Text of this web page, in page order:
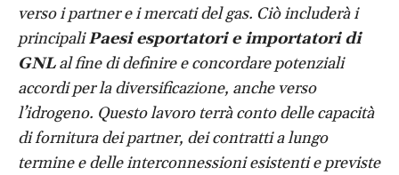
verso i partner e i mercati del gas. Ciò includerà i
principaliPaesi esportatori e importatori di
GNLal fine di definire e concordare potenziali
accordi per la diversificazione, anche verso
l’idrogeno. Questo lavoro terrà conto delle capacità
di fornitura dei partner, dei contratti a lungo
termine e delle interconnessioni esistenti e previste